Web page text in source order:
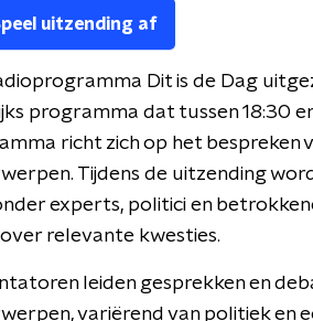
uitzending af
Dit is de Dag
programma dat tussen 18:30
richt zich op het bespreken
Tijdens de uitzending
experts, politici en
relevante kwesties.
leiden gesprekken en
variërend van politiek en